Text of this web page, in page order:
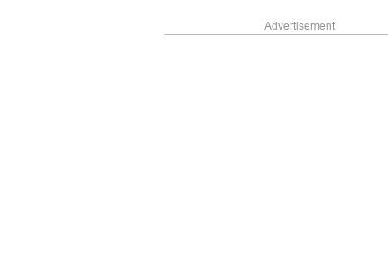
Advertisement